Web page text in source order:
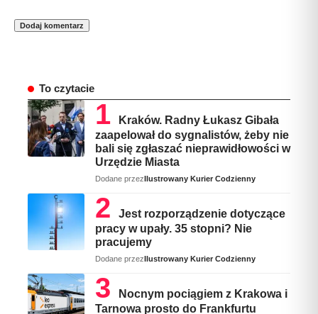
To czytacie
Kraków. Radny Łukasz Gibała
zaapelował do sygnalistów, żeby nie
bali się zgłaszać nieprawidłowości w
Urzędzie Miasta
Dodane przezIlustrowany Kurier Codzienny
Jest rozporządzenie dotyczące
pracy w upały. 35 stopni? Nie
pracujemy
Dodane przezIlustrowany Kurier Codzienny
Nocnym pociągiem z Krakowa i
Tarnowa prosto do Frankfurtu